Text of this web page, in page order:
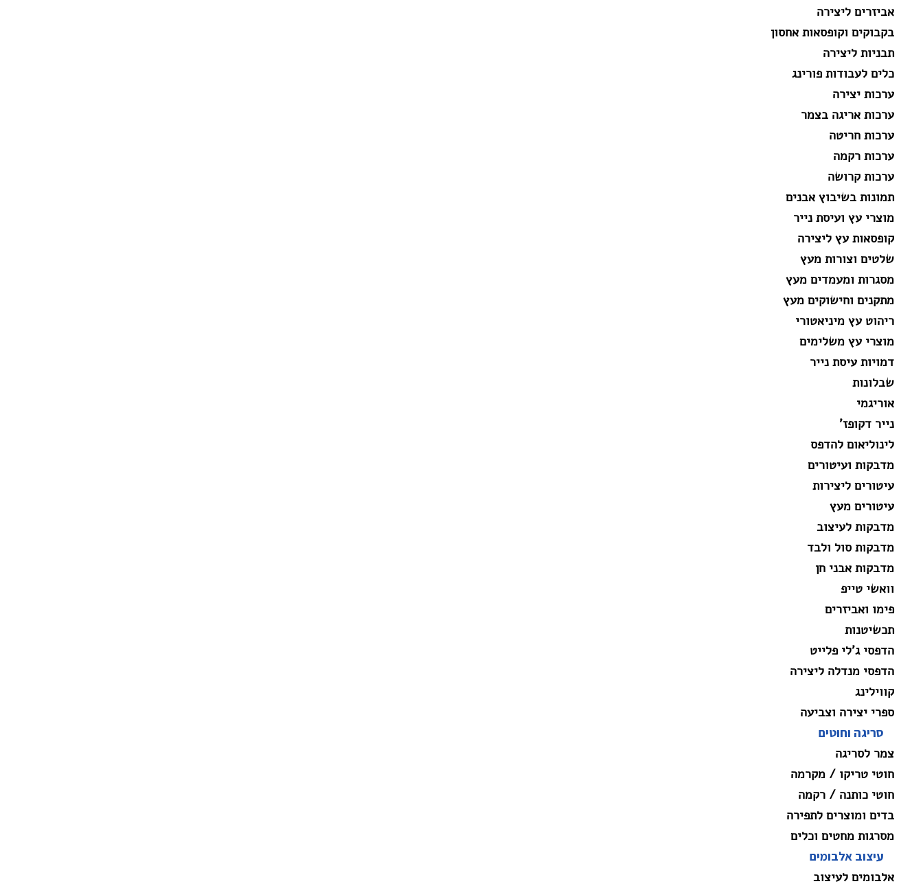
אביזרים ליצירה
בקבוקים וקופסאות אחסון
תבניות ליצירה
כלים לעבודות פורינג
ערכות יצירה
ערכות אריגה בצמר
ערכות חריטה
ערכות רקמה
ערכות קרושה
תמונות בשיבוץ אבנים
מוצרי עץ ועיסת נייר
קופסאות עץ ליצירה
שלטים וצורות מעץ
מסגרות ומעמדים מעץ
מתקנים וחישוקים מעץ
ריהוט עץ מיניאטורי
מוצרי עץ משלימים
דמויות עיסת נייר
שבלונות
אוריגמי
נייר דקופז'
לינוליאום להדפס
מדבקות ועיטורים
עיטורים ליצירות
עיטורים מעץ
מדבקות לעיצוב
מדבקות סול ולבד
מדבקות אבני חן
וואשי טייפ
פימו ואביזרים
תכשיטנות
הדפסי ג'לי פלייט
הדפסי מנדלה ליצירה
קווילינג
ספרי יצירה וצביעה
סריגה וחוטים
צמר לסריגה
חוטי טריקו / מקרמה
חוטי כותנה / רקמה
בדים ומוצרים לתפירה
מסרגות מחטים וכלים
עיצוב אלבומים
אלבומים לעיצוב